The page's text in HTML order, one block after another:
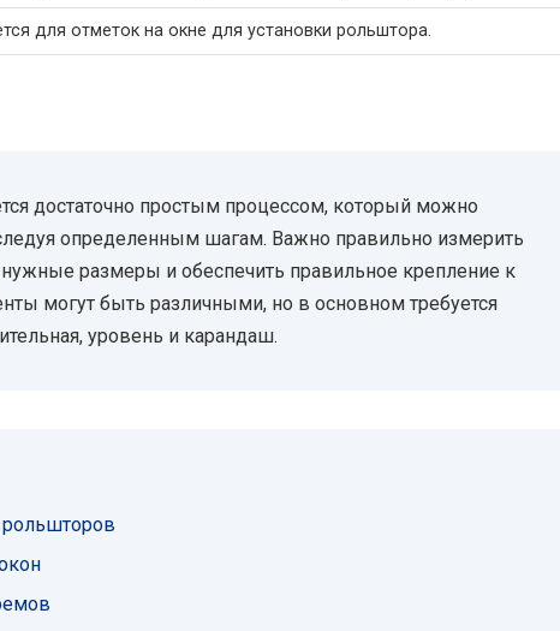
для отметок на окне для установки рольштора.
достаточно простым процессом, который можно
определенным шагам. Важно правильно измерить
размеры и обеспечить правильное крепление к
могут быть различными, но в основном требуется
уровень и карандаш.
рольшторов